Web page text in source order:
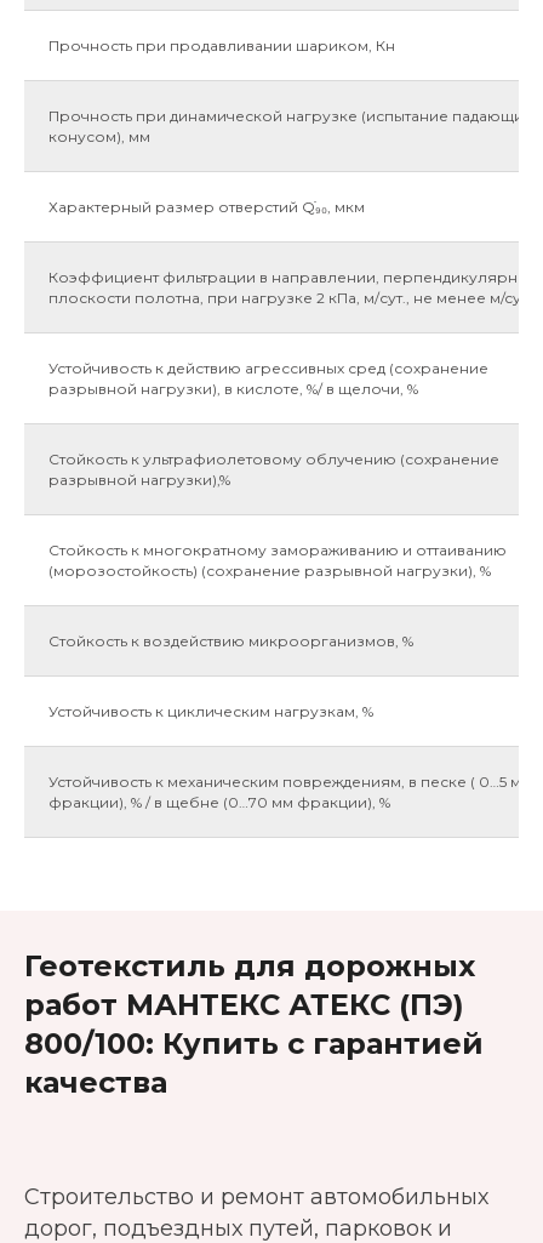
Прочность при продавливании шариком, Кн
Прочность при динамической нагрузке (испытание падающим
конусом), мм
Характерный размер отверстий Qׁׁ₉₀, мкм
Коэффициент фильтрации в направлении, перпендикулярном
плоскости полотна, при нагрузке 2 кПа, м/сут., не менее м/cут.
Устойчивость к действию агрессивных сред (сохранение
разрывной нагрузки), в кислоте, %/ в щелочи, %
Стойкость к ультрафиолетовому облучению (сохранение
разрывной нагрузки),%
Стойкость к многократному замораживанию и оттаиванию
(морозостойкость) (сохранение разрывной нагрузки), %
Стойкость к воздействию микроорганизмов, %
Устойчивость к циклическим нагрузкам, %
Устойчивость к механическим повреждениям, в песке ( 0…5 мм
фракции), % / в щебне (0…70 мм фракции), %
Геотекстиль для дорожных
работ МАНТЕКС АТЕКС (ПЭ)
800/100: Купить с гарантией
качества
Строительство и ремонт автомобильных
дорог, подъездных путей, парковок и